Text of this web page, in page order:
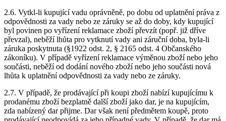
2.6. Vytkl-li kupující vadu oprávněně, po dobu od uplatnění práva z
odpovědnosti za vady nebo ze záruky se až do doby, kdy kupující
byl povinen po vyřízení reklamace zboží převzít (popř. již dříve
převzal), neběží lhůta pro vytknutí vady ani záruční doba, byla-li
záruka poskytnuta (§1922 odst. 2, § 2165 odst. 4 Občanského
zákoníku). V případě vyřízení reklamace výměnou zboží nebo jeho
součásti, neběží od dodání nového zboží nebo jeho součásti nová
lhůta k uplatnění odpovědnosti za vady nebo ze záruky.
2.7. V případě, že prodávající při koupi zboží nabízí kupujícímu k
prodanému zboží bezplatně další zboží jako dar, je na kupujícím,
zda nabízený dar přijme. Dar však není předmětem koupě, proto